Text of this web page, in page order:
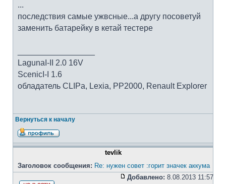
...
последствия самые ужвсные...а другу посоветуй
заменить батарейку в кетай тестере
LagunaI-II 2.0 16V
ScenicI-I 1.6
обладатель CLIPa, Lexia, PP2000, Renault Explorer
Вернуться к началу
tevlik
Заголовок сообщения: Re: нужен совет :горит значек аккума
Добавлено: 8.08.2013 11:57